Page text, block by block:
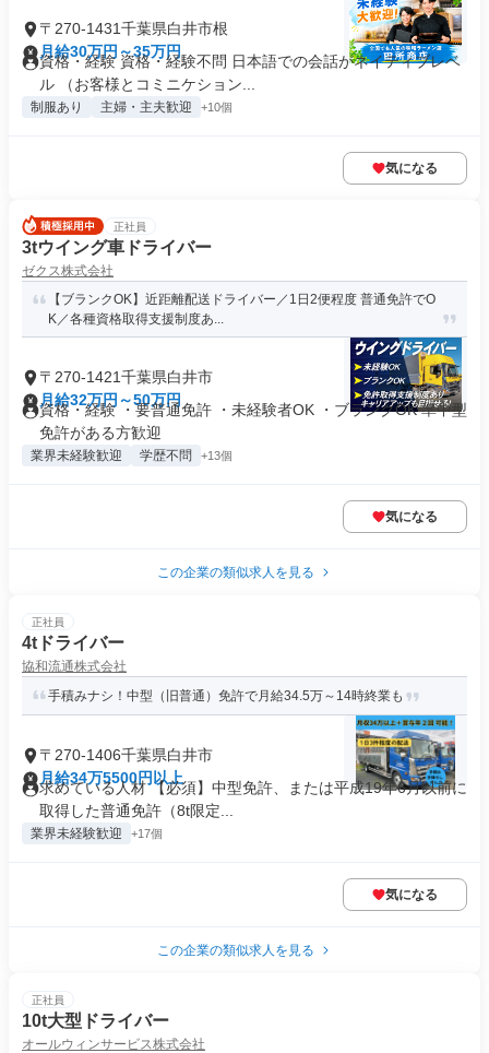
〒270-1431千葉県白井市根
月給30万円～35万円
資格・経験 資格・経験不問 日本語での会話がネイティブレベ
ル （お客様とコミニケション...
制服あり 主婦・主夫歓迎 +10個
気になる
正社員
3tウイング車ドライバー
ゼクス株式会社
【ブランクOK】近距離配送ドライバー／1日2便程度 普通免許でO
K／各種資格取得支援制度あ...
〒270-1421千葉県白井市
月給32万円～50万円
資格・経験 ・要普通免許 ・未経験者OK ・ブランクOK 準中型
免許がある方歓迎
業界未経験歓迎 学歴不問 +13個
気になる
この企業の類似求人を見る
正社員
4tドライバー
協和流通株式会社
手積みナシ！中型（旧普通）免許で月給34.5万～14時終業も
〒270-1406千葉県白井市
月給34万5500円以上
求めている人材 【必須】中型免許、または平成19年6月以前に
取得した普通免許（8t限定...
業界未経験歓迎 +17個
気になる
この企業の類似求人を見る
正社員
10t大型ドライバー
オールウィンサービス株式会社